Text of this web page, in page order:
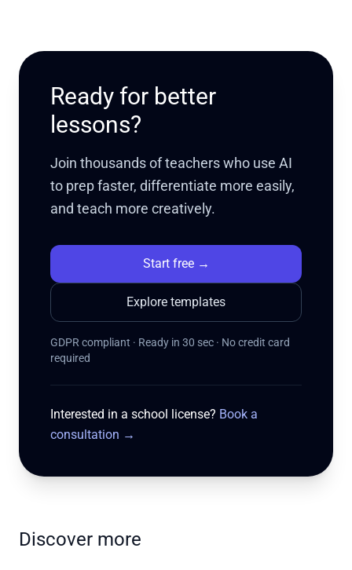
Ready for better
lessons?
Join thousands of teachers who use AI
to prep faster, differentiate more easily,
and teach more creatively.
Start free→
Explore templates
GDPR compliant · Ready in 30 sec · No credit card
required
Interested in a school license? Book a
consultation →
Discover more